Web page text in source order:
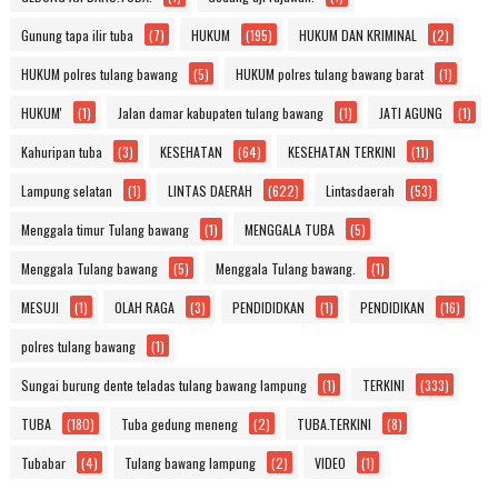
Gunung tapa ilir tuba (7) HUKUM (195) HUKUM DAN KRIMINAL (2)
HUKUM polres tulang bawang (5) HUKUM polres tulang bawang barat (1)
HUKUM' (1) Jalan damar kabupaten tulang bawang (1) JATI AGUNG (1)
Kahuripan tuba (3) KESEHATAN (64) KESEHATAN TERKINI (11)
Lampung selatan (1) LINTAS DAERAH (622) Lintasdaerah (53)
Menggala timur Tulang bawang (1) MENGGALA TUBA (5)
Menggala Tulang bawang (5) Menggala Tulang bawang. (1)
MESUJI (1) OLAH RAGA (3) PENDIDIDKAN (1) PENDIDIKAN (16)
polres tulang bawang (1)
Sungai burung dente teladas tulang bawang lampung (1) TERKINI (333)
TUBA (180) Tuba gedung meneng (2) TUBA.TERKINI (8)
Tubabar (4) Tulang bawang lampung (2) VIDEO (1)